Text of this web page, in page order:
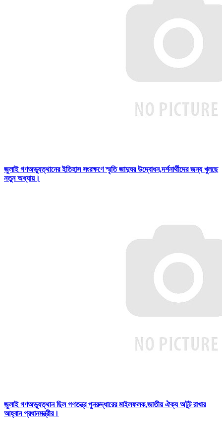
জুলাই গণঅভ্যুত্থানের ইতিহাস সংরক্ষণে স্মৃতি জাদুঘর উদ্বোধন,দর্শনার্থীদের জন্য খুলছে
নতুন অধ্যায়।
জুলাই গণঅভ্যুত্থান ছিল গণতন্ত্র পুনরুদ্ধারের মাইলফলক,জাতীয় ঐক্য অটুট রাখার
আহ্বান প্রধানমন্ত্রীর।